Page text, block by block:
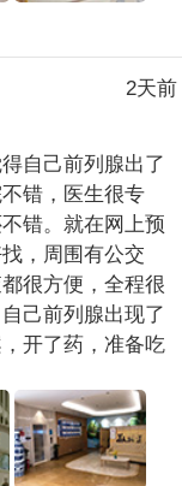
2天前
自己前列腺出了
错，医生很专
错。就在网上预
，周围有公交
很方便，全程很
己前列腺出现了
开了药，准备吃